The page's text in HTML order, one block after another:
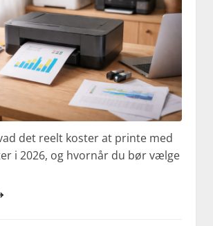
det reelt koster at printe med
i 2026, og hvornår du bør vælge